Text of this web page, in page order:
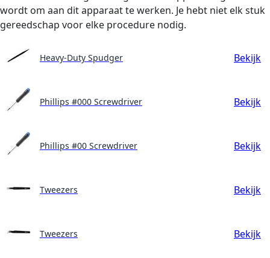
wordt om aan dit apparaat te werken. Je hebt niet elk stuk
gereedschap voor elke procedure nodig.
Heavy-Duty Spudger Bekijk
Phillips #000 Screwdriver Bekijk
Phillips #00 Screwdriver Bekijk
Tweezers Bekijk
Tweezers Bekijk